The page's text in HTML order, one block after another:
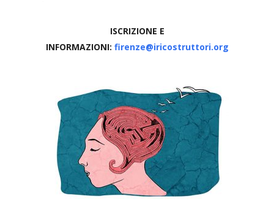
ISCRIZIONE E
INFORMAZIONI: firenze@iricostruttori.org